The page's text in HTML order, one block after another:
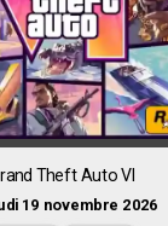
Theft Auto VI
19 novembre 2026